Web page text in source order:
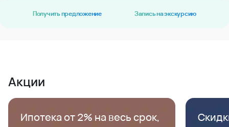
Получить предложение Запись на экскурсию
Акции
Ипотека от 2% на весь срок,